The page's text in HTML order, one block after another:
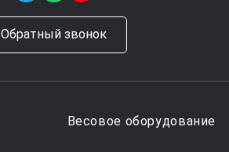
Обратный звонок
Весовое оборудование